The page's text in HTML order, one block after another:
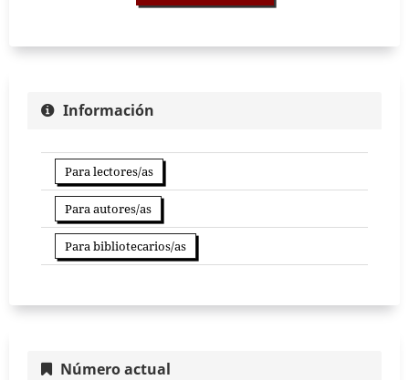
Información
Para lectores/as
Para autores/as
Para bibliotecarios/as
Número actual